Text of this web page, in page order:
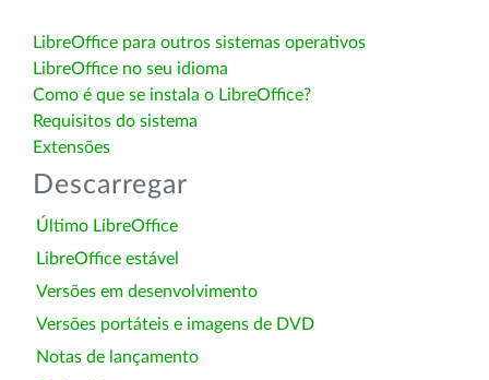
LibreOffice para outros sistemas operativos
LibreOffice no seu idioma
Como é que se instala o LibreOffice?
Requisitos do sistema
Extensões
Descarregar
Último LibreOffice
LibreOffice estável
Versões em desenvolvimento
Versões portáteis e imagens de DVD
Notas de lançamento